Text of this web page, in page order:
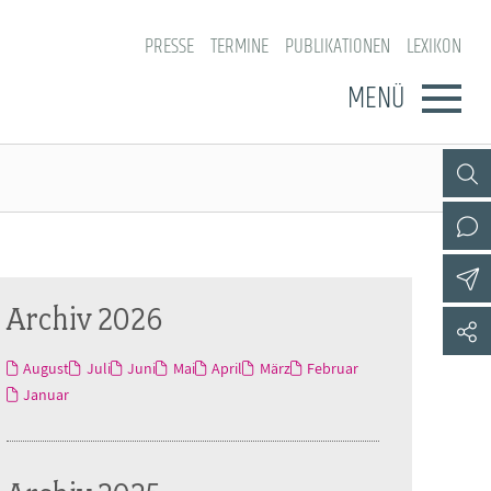
PRESSE TERMINE PUBLIKATIONEN LEXIKON
MENÜ
Archiv 2026
August Juli Juni Mai April März
Februar
Januar